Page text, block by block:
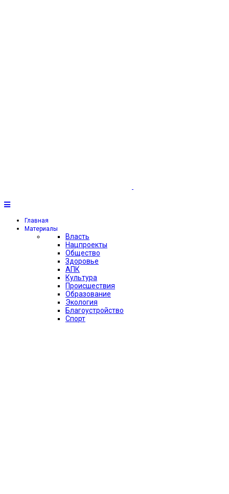
Главная
Материалы
Власть
Нацпроекты
Общество
Здоровье
АПК
Культура
Происшествия
Образование
Экология
Благоустройство
Спорт